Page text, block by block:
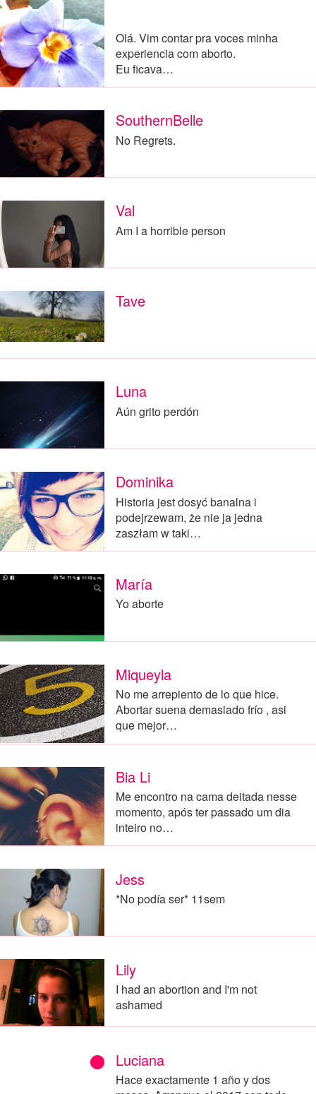
Olá. Vim contar pra voces minha
experiencia com aborto.
Eu ficava…
SouthernBelle
No Regrets.
Val
Am I a horrible person
Tave
Luna
Aún grito perdón
Dominika
Historia jest dosyć banalna i
podejrzewam, że nie ja jedna
zaszłam w taki…
María
Yo aborte
Miqueyla
No me arrepiento de lo que hice.
Abortar suena demasiado frío , asi
que mejor…
Bia Li
Me encontro na cama deitada nesse
momento, após ter passado um dia
inteiro no…
Jess
*No podía ser* 11sem
Lily
I had an abortion and I'm not
ashamed
Luciana
Hace exactamente 1 año y dos